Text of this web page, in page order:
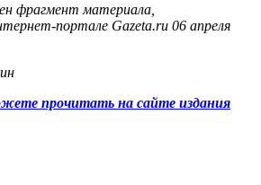
фрагмент материала,
портале Gazeta.ru 06 апреля
прочитать на сайте издания